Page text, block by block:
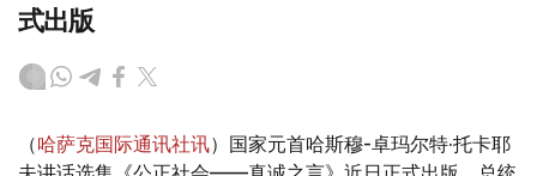
式出版
（哈萨克国际通讯社讯）国家元首哈斯穆-卓玛尔特·托卡耶